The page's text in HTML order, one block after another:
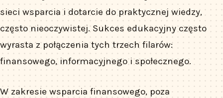
sieci wsparcia i dotarcie do praktycznej wiedzy,
często nieoczywistej. Sukces edukacyjny często
wyrasta z połączenia tych trzech filarów:
finansowego, informacyjnego i społecznego.
W zakresie wsparcia finansowego, poza